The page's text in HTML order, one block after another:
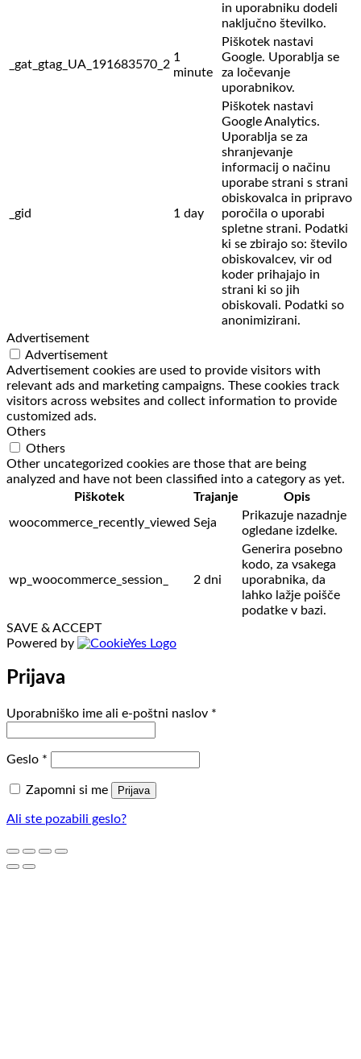
in uporabniku dodeli
naključno številko.
_gat_gtag_UA_191683570_2
1
minute
Piškotek nastavi
Google. Uporablja se
za ločevanje
uporabnikov.
_gid 1 day
Piškotek nastavi
Google Analytics.
Uporablja se za
shranjevanje
informacij o načinu
uporabe strani s strani
obiskovalca in pripravo
poročila o uporabi
spletne strani. Podatki
ki se zbirajo so: število
obiskovalcev, vir od
koder prihajajo in
strani ki so jih
obiskovali. Podatki so
anonimizirani.
Advertisement
Advertisement
Advertisement cookies are used to provide visitors with
relevant ads and marketing campaigns. These cookies track
visitors across websites and collect information to provide
customized ads.
Others
Others
Other uncategorized cookies are those that are being
analyzed and have not been classified into a category as yet.
Piškotek
Trajanje
Opis
woocommerce_recently_viewed Seja
Prikazuje nazadnje
ogledane izdelke.
wp_woocommerce_session_ 2 dni
Generira posebno
kodo, za vsakega
uporabnika, da
lahko lažje poišče
podatke v bazi.
SAVE & ACCEPT
Powered by
Prijava
Uporabniško ime ali e-poštni naslov *
Geslo *
Zapomni si me Prijava
Ali ste pozabili geslo?